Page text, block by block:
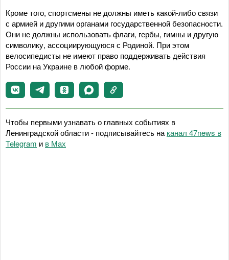
Кроме того, спортсмены не должны иметь какой-либо связи
с армией и другими органами государственной безопасности.
Они не должны использовать флаги, гербы, гимны и другую
символику, ассоциирующуюся с Родиной. При этом
велосипедисты не имеют право поддерживать действия
России на Украине в любой форме.
Чтобы первыми узнавать о главных событиях в
Ленинградской области - подписывайтесь на канал 47news в
Telegram и в Maх